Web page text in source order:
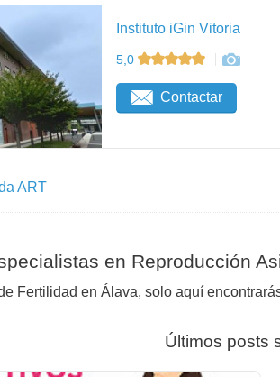
Instituto iGin Vitoria
5,0
Contactar
ART
en Reproducción
Fertilidad en Álava, solo aquí
Últimos posts